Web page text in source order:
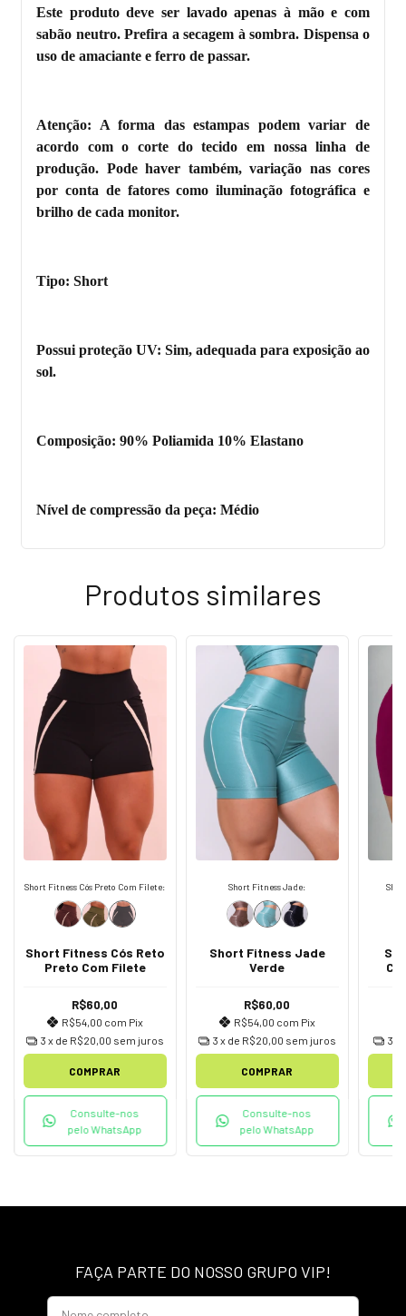
Este produto deve ser lavado apenas à mão e com
sabão neutro. Prefira a secagem à sombra. Dispensa o
uso de amaciante e ferro de passar.
Atenção: A forma das estampas podem variar de
acordo com o corte do tecido em nossa linha de
produção. Pode haver também, variação nas cores
por conta de fatores como iluminação fotográfica e
brilho de cada monitor.
Tipo: Short
Possui proteção UV: Sim, adequada para exposição ao
sol.
Composição: 90% Poliamida 10% Elastano
Nível de compressão da peça: Médio
Produtos similares
Short Fitness Cós Preto Com Filete:
Short Fitness Cós Reto
Preto Com Filete
R$60,00
R$54,00 com Pix
3 x de R$20,00 sem juros
COMPRAR
Consulte-nos
pelo WhatsApp
Short Fitness Jade:
Short Fitness Jade
Verde
R$60,00
R$54,00 com Pix
3 x de R$20,00 sem juros
COMPRAR
Consulte-nos
pelo WhatsApp
3
FAÇA PARTE DO NOSSO GRUPO VIP!